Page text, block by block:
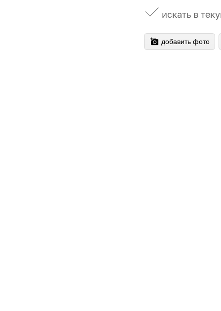
искать в
добавить фото